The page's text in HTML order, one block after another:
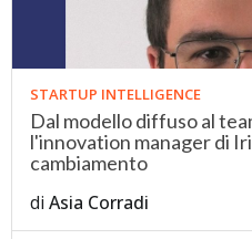
STARTUP INTELLIGENCE
Dal modello diffuso al
l'innovation manager di
cambiamento
diAsia Corradi